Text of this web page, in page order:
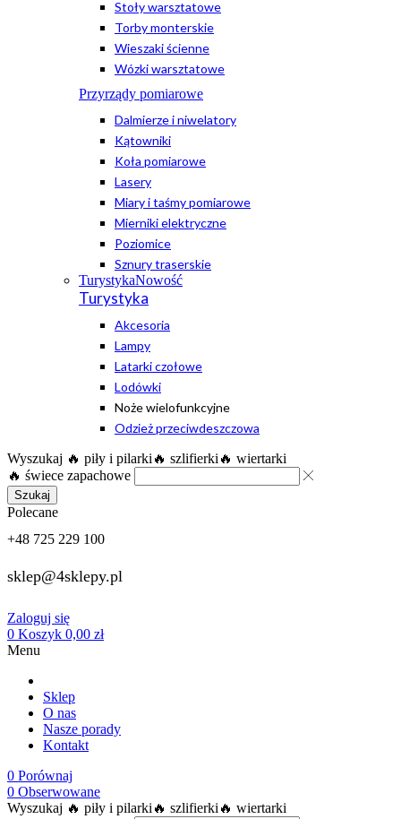
Stoły warsztatowe
Torby monterskie
Wieszaki ścienne
Wózki warsztatowe
Przyrządy pomiarowe
Dalmierze i niwelatory
Kątowniki
Koła pomiarowe
Lasery
Miary i taśmy pomiarowe
Mierniki elektryczne
Poziomice
Sznury traserskie
TurystykaNowość
Turystyka
Akcesoria
Lampy
Latarki czołowe
Lodówki
Noże wielofunkcyjne
Odzież przeciwdeszczowa
Wyszukaj 🔥 piły i pilarki 🔥 szlifierki 🔥 wiertarki
🔥 świece zapachowe
Szukaj
Polecane
+48 725 229 100
sklep@4sklepy.pl
Zaloguj się
0 Koszyk 0,00 zł
Menu
Sklep
O nas
Nasze porady
Kontakt
0 Porównaj
0 Obserwowane
Wyszukaj 🔥 piły i pilarki 🔥 szlifierki 🔥 wiertarki